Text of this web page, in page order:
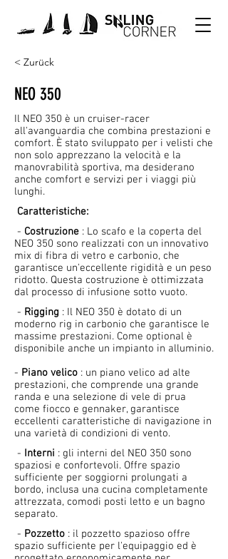
< Zurück
NEO 350
Il NEO 350 è un cruiser-racer
all'avanguardia che combina prestazioni e
comfort. È stato sviluppato per i velisti che
non solo apprezzano la velocità e la
manovrabilità sportiva, ma desiderano
anche comfort e servizi per i viaggi più
lunghi.
Caratteristiche:
- Costruzione : Lo scafo e la coperta del
NEO 350 sono realizzati con un innovativo
mix di fibra di vetro e carbonio, che
garantisce un'eccellente rigidità e un peso
ridotto. Questa costruzione è ottimizzata
dal processo di infusione sotto vuoto.
- Rigging : Il NEO 350 è dotato di un
moderno rig in carbonio che garantisce le
massime prestazioni. Come optional è
disponibile anche un impianto in alluminio.
- Piano velico : un piano velico ad alte
prestazioni, che comprende una grande
randa e una selezione di vele di prua
come fiocco e gennaker, garantisce
eccellenti caratteristiche di navigazione in
una varietà di condizioni di vento.
- Interni : gli interni del NEO 350 sono
spaziosi e confortevoli. Offre spazio
sufficiente per soggiorni prolungati a
bordo, inclusa una cucina completamente
attrezzata, comodi posti letto e un bagno
separato.
- Pozzetto : il pozzetto spazioso offre
spazio sufficiente per l'equipaggio ed è